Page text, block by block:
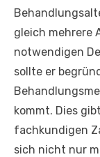
gleich mehrere
notwendigen
sollte er
kommt. Dies
fachkundigen
sich nicht nur